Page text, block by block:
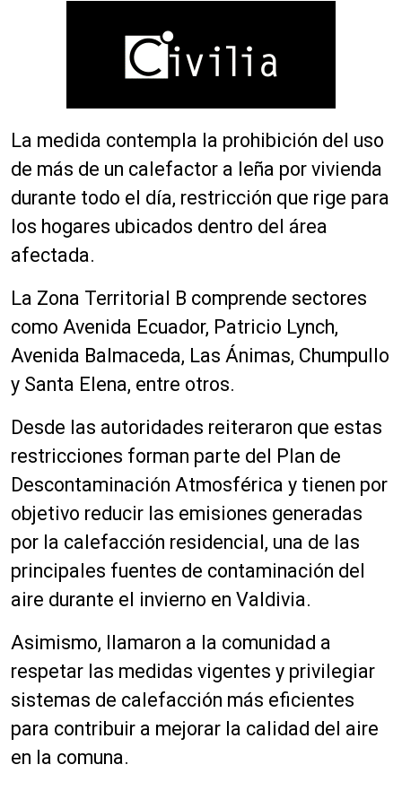
La medida contempla la prohibición del uso
de más de un calefactor a leña por vivienda
durante todo el día, restricción que rige para
los hogares ubicados dentro del área
afectada.
La Zona Territorial B comprende sectores
como Avenida Ecuador, Patricio Lynch,
Avenida Balmaceda, Las Ánimas, Chumpullo
y Santa Elena, entre otros.
Desde las autoridades reiteraron que estas
restricciones forman parte del Plan de
Descontaminación Atmosférica y tienen por
objetivo reducir las emisiones generadas
por la calefacción residencial, una de las
principales fuentes de contaminación del
aire durante el invierno en Valdivia.
Asimismo, llamaron a la comunidad a
respetar las medidas vigentes y privilegiar
sistemas de calefacción más eficientes
para contribuir a mejorar la calidad del aire
en la comuna.